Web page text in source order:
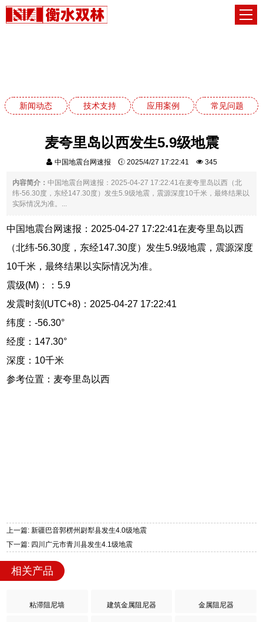
新闻动态 技术支持 应用案例 常见问题
麦夸里岛以西发生5.9级地震
中国地震台网速报 2025/4/27 17:22:41 345
内容简介：中国地震台网速报：2025-04-27 17:22:41在麦夸里岛以西（北
纬-56.30度，东经147.30度）发生5.9级地震，震源深度10千米，最终结果以
实际情况为准。...
中国地震台网速报：2025-04-27 17:22:41在麦夸里岛以西
（北纬-56.30度，东经147.30度）发生5.9级地震，震源深度
10千米，最终结果以实际情况为准。
震级(M)：：5.9
发震时刻(UTC+8)：2025-04-27 17:22:41
纬度：-56.30°
经度：147.30°
深度：10千米
参考位置：麦夸里岛以西
上一篇: 新疆巴音郭楞州尉犁县发生4.0级地震
下一篇: 四川广元市青川县发生4.1级地震
相关产品
粘滞阻尼墙 建筑金属阻尼器 金属阻尼器